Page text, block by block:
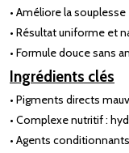
• Améliore la
• Résultat uniforme et
• Formule douce sans
Ingrédients clés
• Pigments directs
• Complexe nutritif :
• Agents